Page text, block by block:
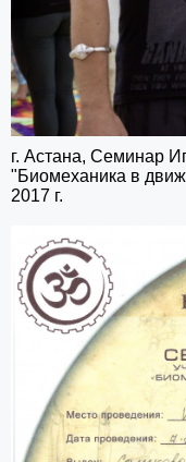
г. Астана, Семинар
"Биомеханика в
2017 г.